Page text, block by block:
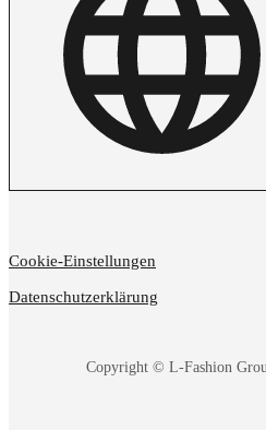
Copyright © L-Fashion
Cookie-Einstellungen
Datenschutzerklärung